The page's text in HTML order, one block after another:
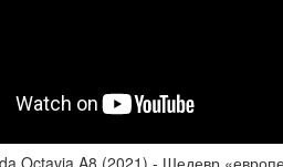
Octavia A8 (2021) - Шедевр